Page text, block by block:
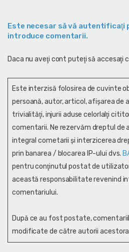
Este necesar să vă autentificaţi
introduce comentarii.
Daca nu aveţi cont puteţi să accesaţi
Este interzisă folosirea de cuvinte
persoană, autor, articol, afişarea de
trivialităţi, injurii aduse celorlalţi
comentarii. Ne rezervăm dreptul de
integral cometarii și interzicerea
prin banarea / blocarea IP-ului dvs.
pentru conţinutul postat de
această responsabilitate revenind
comentariului.
După ce au fost postate,
modificate de către autorii